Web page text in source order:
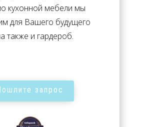
кухонной мебели мы
для Вашего будущего
также и гардероб.
запрос